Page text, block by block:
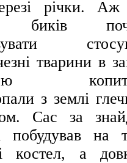
річки. Аж
биків
тварини в
з землі
Сас за
побудував на
костел, а